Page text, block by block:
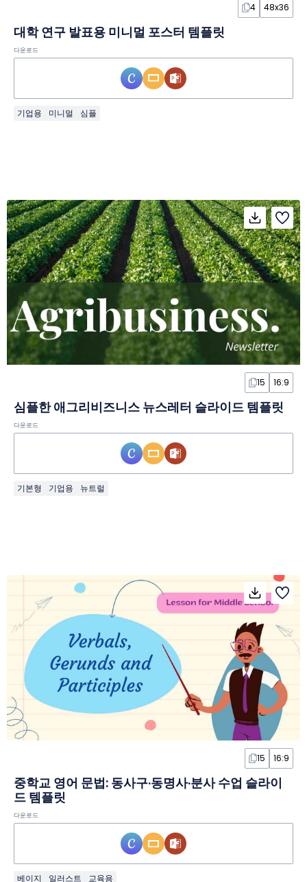
4 48x36
대학 연구 발표용 미니멀 포스터 템플릿
다운로드
기업용 미니멀 심플
15 16:9
심플한 애그리비즈니스 뉴스레터 슬라이드 템플릿
다운로드
기본형 기업용 뉴트럴
15 16:9
중학교 영어 문법: 동사구·동명사·분사 수업 슬라이
드 템플릿
다운로드
베이지 일러스트 교육용